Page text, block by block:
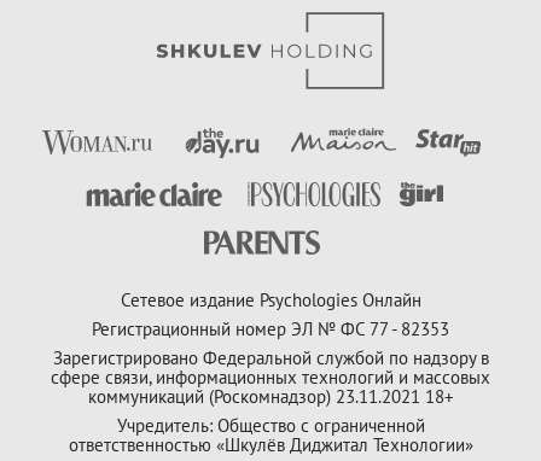
Сетевое издание Psychologies Онлайн
Регистрационный номер ЭЛ № ФС 77 - 82353
Зарегистрировано Федеральной службой по надзору в
сфере связи, информационных технологий и массовых
коммуникаций (Роскомнадзор) 23.11.2021 18+
Учредитель: Общество с ограниченной
ответственностью «Шкулёв Диджитал Технологии»